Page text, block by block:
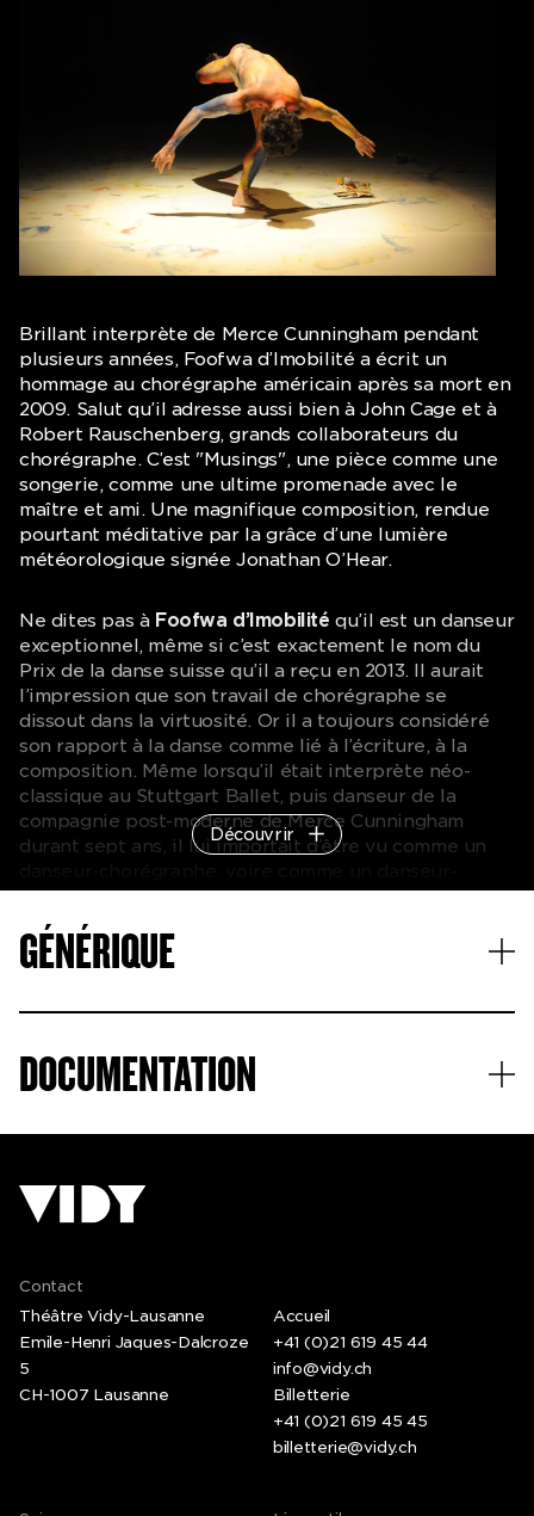
Brillant interprète de Merce Cunningham pendant
plusieurs années, Foofwa d’Imobilité a écrit un
hommage au chorégraphe américain après sa mort en
2009. Salut qu’il adresse aussi bien à John Cage et à
Robert Rauschenberg, grands collaborateurs du
chorégraphe. C’est "Musings", une pièce comme une
songerie, comme une ultime promenade avec le
maître et ami. Une magnifique composition, rendue
pourtant méditative par la grâce d’une lumière
météorologique signée Jonathan O’Hear.
Ne dites pas à Foofwa d’Imobilité qu’il est un danseur
exceptionnel, même si c’est exactement le nom du
Prix de la danse suisse qu’il a reçu en 2013. Il aurait
l’impression que son travail de chorégraphe se
dissout dans la virtuosité. Or il a toujours considéré
son rapport à la danse comme lié à l’écriture, à la
composition. Même lorsqu’il était interprète néo-
classique au Stuttgart Ballet, puis danseur de la
compagnie post-moderne de Merce Cunningham
durant sept ans, il lui importait d’être vu comme un
chercheur. Chercheur du mouvement qui n’a encore
jamais été vu, mis, déposé sur le plateau : de l’homme
à la bête, de l’avatar numérique à l’objet, rien
n’échappe à sa curiosité.
mouvement et toujours tendues vers une poétique de
l’imprévisibilité. Il reviendra à Vidy la saison
Découvrir
GÉNÉRIQUE
DOCUMENTATION
Contact
Théâtre Vidy-Lausanne
Emile-Henri Jaques-Dalcroze
5
CH-1007 Lausanne
Accueil
+41 (0)21 619 45 44
info@vidy.ch
Billetterie
+41 (0)21 619 45 45
billetterie@vidy.ch